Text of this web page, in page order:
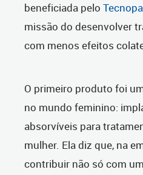
beneficiada pelo
missão do desenvolver
com menos efeitos
O primeiro produto foi
no mundo feminino:
absorvíveis para
mulher. Ela diz que, na
contribuir não só com